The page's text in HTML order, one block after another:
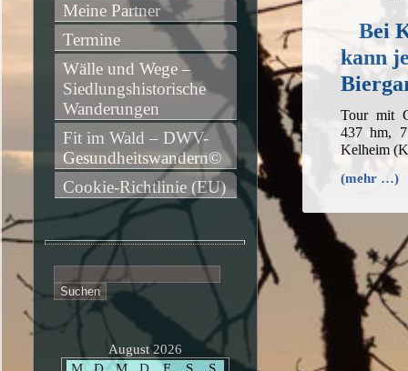
Bei
kann
Tour mit
437 hm,
Kelheim
(mehr …)
Meine Partner
Termine
Wälle und Wege –
Siedlungshistorische
Wanderungen
Fit im Wald – DWV-
Gesundheitswandern©
Cookie-Richtlinie (EU)
nach:
August 2026